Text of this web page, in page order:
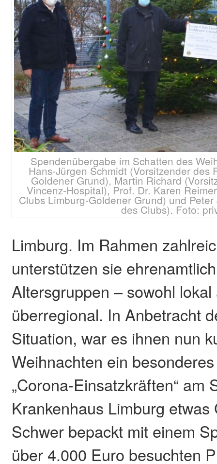
Spendenübergabe im Schatten des
Hans-Jürgen Schmidt (Vorsitzender des
Goldener Grund), Martin Richard
Vincenz-Hospital), Prof. Dr. Karen
Clubs Limburg-Goldener Grund) und
des Clubs). Foto:
Limburg. Im Rahmen
unterstützen sie
Altersgruppen – sowohl
überregional. In Anbetracht
Situation, war es ihnen nun
Weihnachten ein
„Corona-Einsatzkräften“ am
Krankenhaus Limburg etwas
Schwer bepackt mit einem
über 4.000 Euro besuchten